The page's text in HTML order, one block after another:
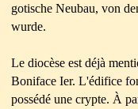
gotische Neubau, von
wurde.
Le diocèse est déjà
Boniface Ier. L'édifice
possédé une crypte. À